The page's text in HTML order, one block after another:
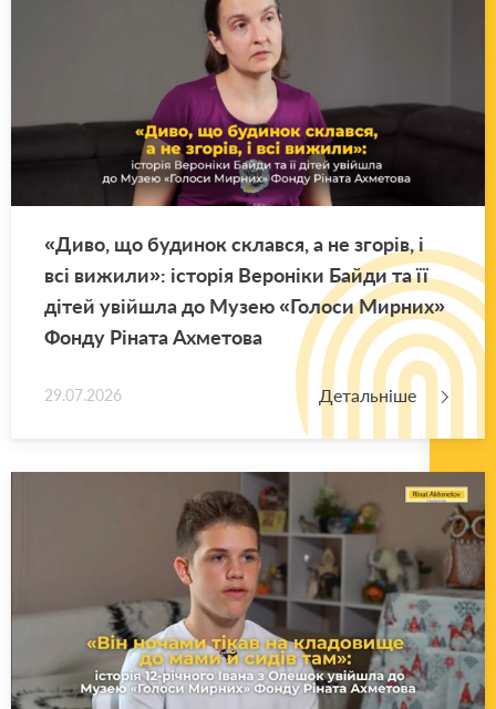
«Диво, що бу­ди­нок склав­ся, а не зго­рів, і
всі ви­жи­ли»: істо­рія Ве­ро­ні­ки Байди та її
дітей уві­йшла до Музею «Го­ло­си Мир­них»
Фонду Рі­на­та Ахме­то­ва
29.07.2026 Детальніше